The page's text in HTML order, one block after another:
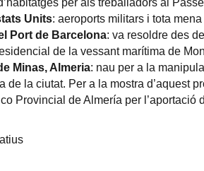
Units: aeroports militars i tota
Port de Barcelona: va resoldre des
de la vessant marítima de
Minas, Almeria: nau per a la
de la ciutat. Per a la mostra d’aquest
Provincial de Almería per